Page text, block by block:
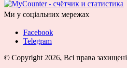
Ми у соціальних мережах
Facebook
Telegram
© Copyright 2026, Всі права захищені